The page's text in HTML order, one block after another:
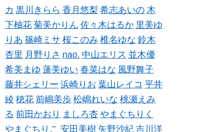
カ 黒川きらら 香月悠梨 希志あいの 木
下柚花 菊美かりん 佐々木はるか 里美ゆ
りあ 篠崎ミサ 桜このみ 椎名ゆな 鈴木
杏里 月野りさ nao. 中山エリス 並木優
希美まゆ 蓮美ゆい 春菜はな 風野舞子
藤井シェリー 浜崎りお 葉山レイコ 平井
綾 穂花 前嶋美歩 松嶋れいな 桃瀬えみ
る 前田かおり ましろ杏 やまぐちりく
やまぐちりこ 安田美樹 矢野沙紀 吉川洋